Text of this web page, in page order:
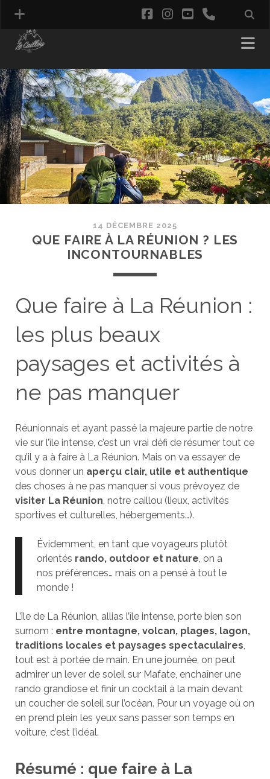
facebook
instagram
youtubephone
14 DÉCEMBRE 2025
QUE FAIRE À LA RÉUNION ? LES
INCONTOURNABLES
Que faire à La Réunion :
les plus beaux
paysages et activités à
ne pas manquer
Réunionnais et ayant passé la majeure partie de notre
vie sur l’île intense, c’est un vrai défi de résumer tout ce
qu’il y a à faire à La Réunion. Mais on va essayer de
vous donner un aperçu clair, utile et authentique
des choses à ne pas manquer si vous prévoyez de
visiter La Réunion, notre caillou (lieux, activités
sportives et culturelles, hébergements…).
Évidemment, en tant que voyageurs plutôt
orientés rando, outdoor et nature, on a
nos préférences… mais on a pensé à tout le
monde !
L’île de La Réunion, allias l’île intense, porte bien son
surnom : entre montagne, volcan, plages, lagon,
traditions locales et paysages spectaculaires,
tout est à portée de main. En une journée, on peut
admirer un lever de soleil sur Mafate, enchaîner une
rando grandiose et finir un cocktail à la main devant
un coucher de soleil sur l’océan. Pour un voyage où on
en prend plein les yeux sans passer son temps en
voiture, c’est l’idéal.
Résumé : que faire à La